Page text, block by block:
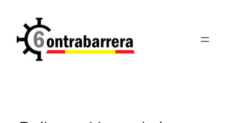
contenido